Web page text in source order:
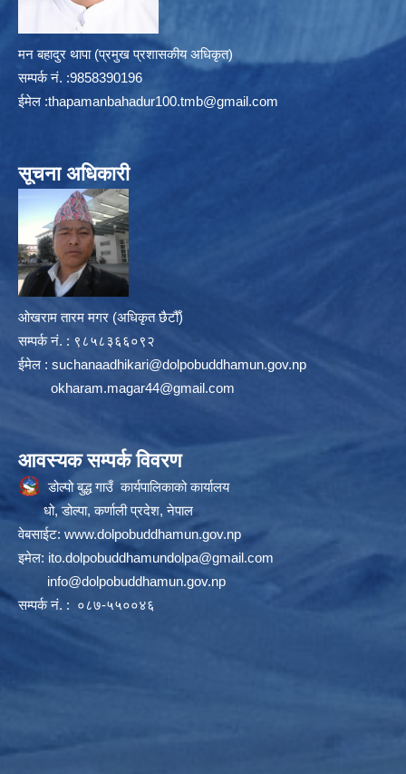
मन बहादुर थापा (प्रमुख प्रशासकीय अधिकृत)
सम्पर्क न‌ं. :9858390196
ईमेल :thapamanbahadur100.tmb@gmail.com
सूचना अधिकारी
ओखराम तारम मगर (अधिकृत छैटौँ)
सम्पर्क न‌ं. : ९८५८३६६०९२
ईमेल : suchanaadhikari@dolpobuddhamun.gov.np
okharam.magar44@gmail.com
आवस्यक सम्पर्क विवरण
डोल्पो बुद्ध गाउँ कार्यपालिकाको कार्यालय
धो, डोल्पा, कर्णाली प्रदेश, नेपाल
वेबसाईट: www.dolpobuddhamun.gov.np
इमेल: ito.dolpobuddhamundolpa@gmail.com
info@dolpobuddhamun.gov.np
सम्पर्क नं. : ०८७-५५००४६